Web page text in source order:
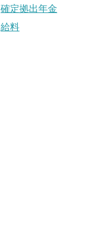
確定拠出年金
給料